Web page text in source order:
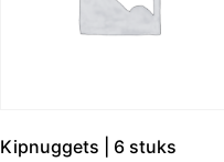
Kipnuggets | 6 stuks